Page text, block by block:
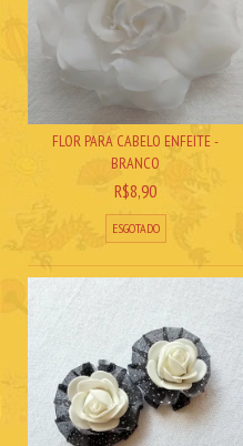
FLOR PARA CABELO ENFEITE -
BRANCO
R$8,90
ESGOTADO